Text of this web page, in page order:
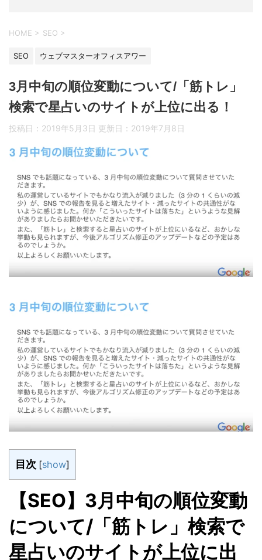
HOME > SEO >
SEO ウェブマスターオフィスアワー
3月中旬の順位変動について/「筋トレ」
検索で星占いのサイトが上位に出る！
投稿日：2019年5月3日 更新日： 2019年7月8日
目次 [show]
【SEO】3月中旬の順位変動
について/「筋トレ」検索で
星占いのサイトが上位に出